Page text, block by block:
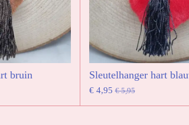
bruin Sleutelhanger hart
€ 4,95 € 5,95